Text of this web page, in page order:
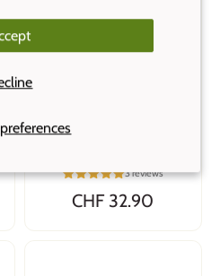
Wert&Voll - Leakproof
3 reviews
CHF 32.90